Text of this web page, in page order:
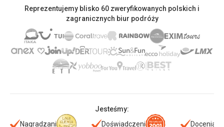
Reprezentujemy blisko 60 zweryfikowanych polskich i
zagranicznych biur podróży
Jesteśmy:
Nagradzani
Doświadczeni Doceniani